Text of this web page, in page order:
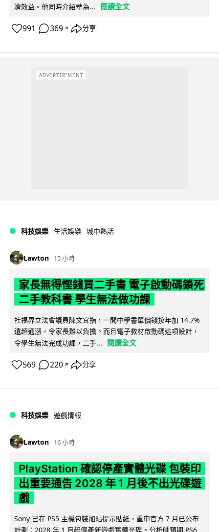
濟效益。他同時介紹華為...
閱讀全文
991 369 ↗ 分享
ADVERTISEMENT
科技娛樂 生活娛樂 城中熱話
Lawton 15 小時
家長無得慳錢買二手書 電子啟動碼鎖死
二手教科書 學生無法做功課
社福界立法會議員陳文宜指，一間中學書單價錢按年加 14.7%
遠超通漲，令家長難以負擔。而且電子教材啟動碼這項設計，
令學生無法完成功課，二手...
閱讀全文
569 220 ↗ 分享
科技娛樂 遊戲情報
Lawton 16 小時
PlayStation 確認停產實體光碟 包裝印
出重要通告 2028 年 1 月後不出光碟遊
戲
Sony 已在 PS5 主機包裝加貼提示貼紙，重申官方 7 月已公布
計劃：2028 年 1 月起停產新遊戲實體光碟。分析師預期 PS6